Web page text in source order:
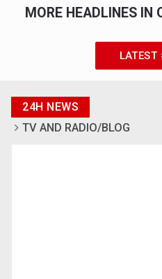
MORE HEADLINES IN
LATEST
24H NEWS
TV AND RADIO/BLOG